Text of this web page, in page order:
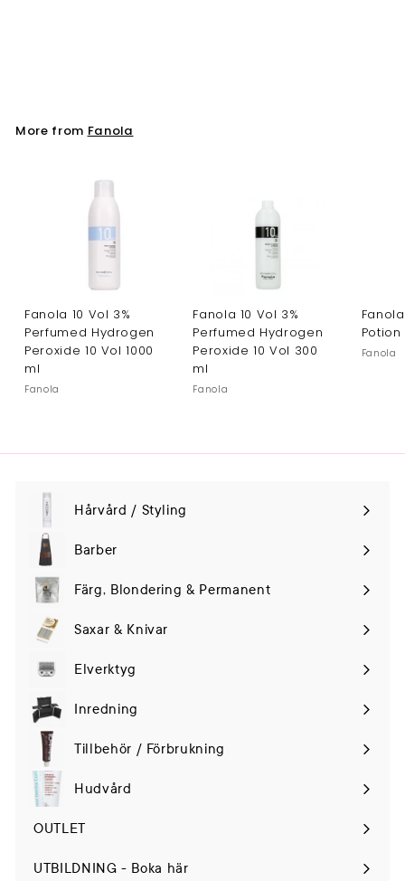
More from Fanola
Fanola 10 Vol 3%
Perfumed Hydrogen
Peroxide 10 Vol 1000
ml
Fanola
Fanola 10 Vol 3%
Perfumed Hydrogen
Peroxide 10 Vol 300
ml
Fanola
Potion
Fanola
Hårvård / Styling
Expand
submenuBarber
Färg, Blondering & Permanent
Saxar & Knivar
Elverktyg
Expand
submenuInredning
Tillbehör / Förbrukning
Hudvård
Expand
submenu
OUTLET
UTBILDNING - Boka här